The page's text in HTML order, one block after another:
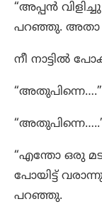
“അപ്പൻ
പറഞ്ഞു. അതാ
നീ നാട്ടിൽ
“അതുപിന്നെ….”
“എന്തോ ഒരു
പോയിട്ട്
പറഞ്ഞു.